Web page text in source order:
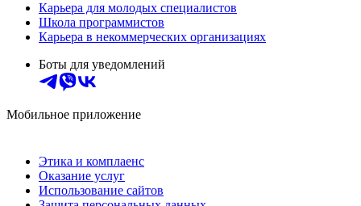
Карьера для молодых специалистов
Школа программистов
Карьера в некоммерческих организациях
Боты для уведомлений
Мобильное приложение
Этика и комплаенс
Оказание услуг
Использование сайтов